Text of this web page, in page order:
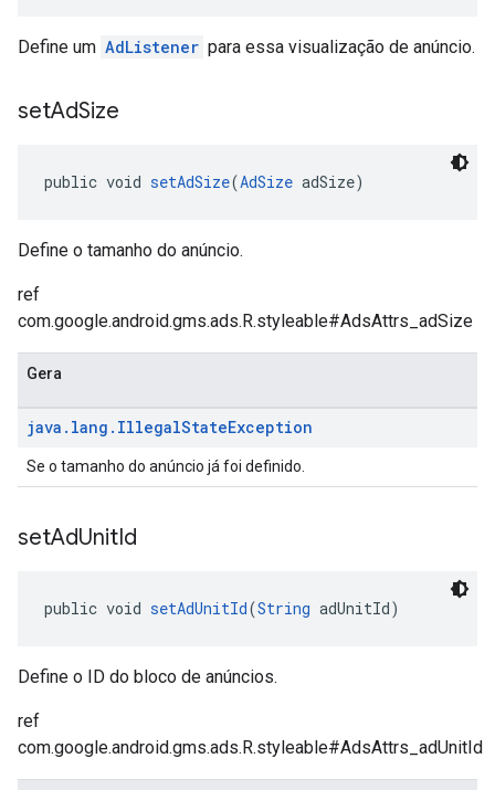
Define um AdListener para essa visualização de anúncio.
setAdSize
public void setAdSize(AdSize adSize)
Define o tamanho do anúncio.
ref
com.google.android.gms.ads.R.styleable#AdsAttrs_adSize
Gera
java . lang . IllegalStateException
Se o tamanho do anúncio já foi definido.
setAdUnitId
public void setAdUnitId(String adUnitId)
Define o ID do bloco de anúncios.
ref
com.google.android.gms.ads.R.styleable#AdsAttrs_adUnitId